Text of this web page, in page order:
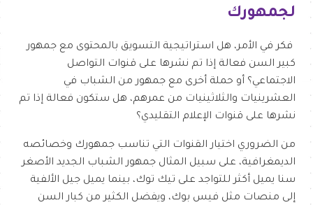
لجمهورك
فكر في الأمر، هل استراتيجية التسويق بالمحتوى مع جمهور
كبير السن فعالة إذا تم نشرها على قنوات التواصل
الاجتماعي؟ أو حملة أخرى مع جمهور من الشباب في
العشرينيات والثلاثينيات من عمرهم، هل ستكون فعالة إذا تم
نشرها على قنوات الإعلام التقليدي؟
من الضروري اختيار القنوات التي تناسب جمهورك وخصائصه
الديمغرافية، على سبيل المثال جمهور الشباب الجديد الأصغر
سنا يميل أكثر للتواجد على تيك توك، بينما يميل جيل الألفية
إلى منصات مثل فيس بوك، ويفضل الكثير من كبار السن